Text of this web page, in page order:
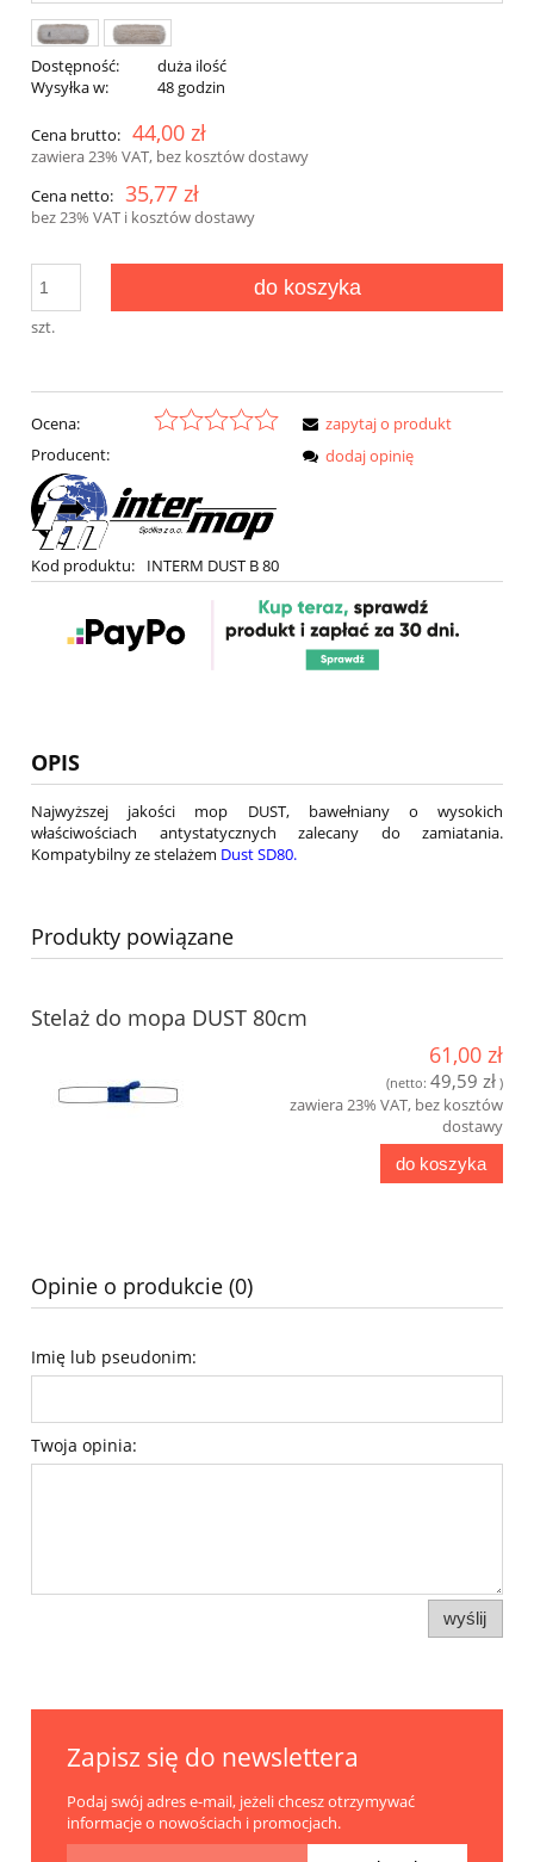
Dostępność:
duża ilość
Wysyłka w:
48 godzin
Cena brutto: 44,00 zł
zawiera 23% VAT, bez kosztów dostawy
Cena netto: 35,77 zł
bez 23% VAT i kosztów dostawy
szt.
do koszyka
Ocena:
Producent:
Kod produktu: INTERM DUST B 80
zapytaj o produkt
dodaj opinię
OPIS
Najwyższej jakości mop DUST, bawełniany o wysokich
właściwościach antystatycznych zalecany do zamiatania.
Kompatybilny ze stelażem Dust SD80.
Produkty powiązane
Stelaż do mopa DUST 80cm
61,00 zł
(netto: 49,59 zł )
zawiera 23% VAT, bez kosztów
dostawy
do koszyka
Opinie o produkcie (0)
Imię lub pseudonim:
Twoja opinia:
wyślij
Zapisz się do newslettera
Podaj swój adres e-mail, jeżeli chcesz otrzymywać
informacje o nowościach i promocjach.